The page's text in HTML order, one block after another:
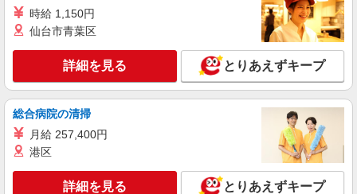
詳細を見る
株式会社kotrio /●SZ-H-2014828
豊川駅＊年齢不問◎未経験から安定した業界へ
＊サ高住
時給1500円〜2125円 ＜日払い有/週払い有/交
豊川市内
時給 1,150円
仙台市青葉区
詳細を見る とりあえずキープ
総合病院の清掃
月給 257,400円
港区
詳細を見る とりあえずキープ